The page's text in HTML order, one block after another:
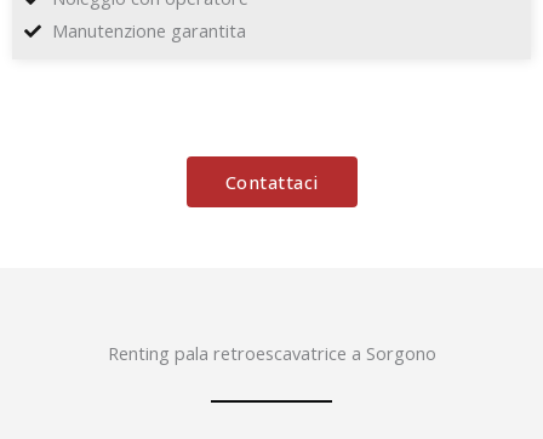
Manutenzione garantita
Contattaci
Renting pala retroescavatrice a Sorgono